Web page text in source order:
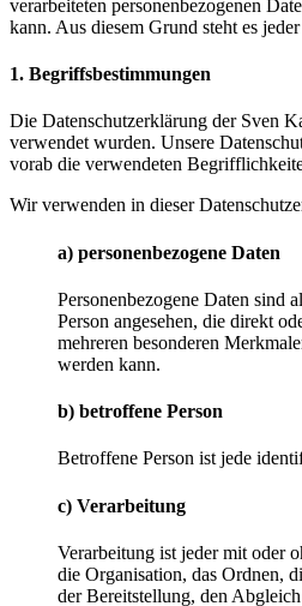
verarbeiteten personenbezogenen
kann. Aus diesem Grund steht es
1. Begriffsbestimmungen
Die Datenschutzerklärung der Sven
verwendet wurden. Unsere
vorab die verwendeten
Wir verwenden in dieser
a) personenbezogene Daten
Personenbezogene Daten sind
Person angesehen, die direkt
mehreren besonderen
werden kann.
b) betroffene Person
Betroffene Person ist jede
c) Verarbeitung
Verarbeitung ist jeder mit oder
die Organisation, das Ordnen,
der Bereitstellung, den